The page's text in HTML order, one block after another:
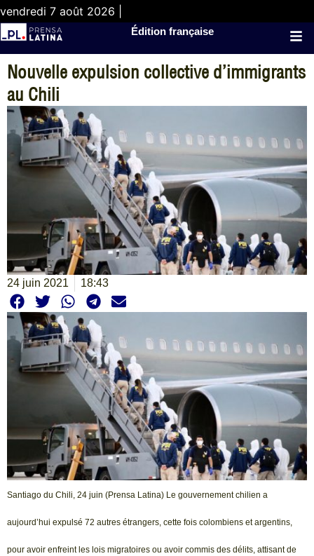
vendredi 7 août 2026 |
Édition française
Nouvelle expulsion collective d’immigrants
au Chili
24 juin 2021 18:43
Santiago du Chili, 24 juin (Prensa Latina) Le gouvernement chilien a
aujourd’hui expulsé 72 autres étrangers, cette fois colombiens et argentins,
pour avoir enfreint les lois migratoires ou avoir commis des délits, attisant de